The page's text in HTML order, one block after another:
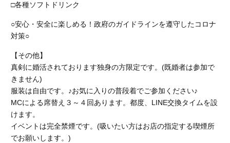
□各種ソフトドリンク
○安心・安全に楽しめる！政府のガイドラインを遵守したコロナ
対策○
【その他】
真剣に婚活されております独身の方限定です。(既婚者は参加で
きません)
服装は自由です。♪お気に入りの普段着でご参加ください♪
MCによる席替え３～４回あります。都度、LINE交換タイムを設
けます。
イベントは完全禁煙です。(吸いたい方はお店の指定する喫煙所
でお願いします。)